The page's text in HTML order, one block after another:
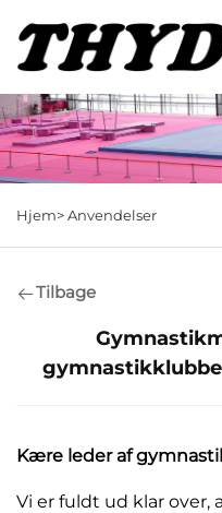
Hjem>Anvendelser
Tilbage
Kære leder af
Vi er fuldt ud klar over,